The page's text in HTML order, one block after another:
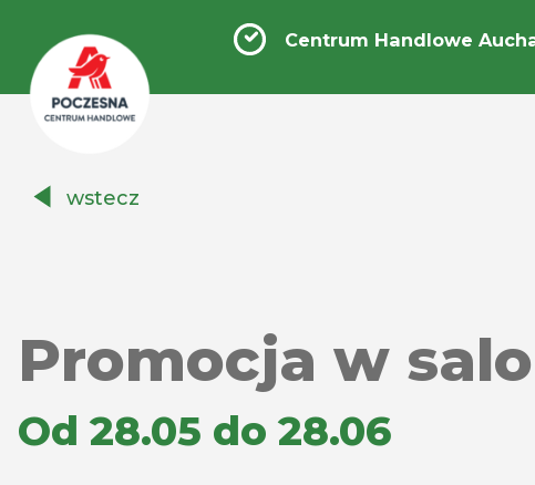
Handlowe
Centrum Handlowe
wstecz
Promocja w
Od 28.05 do 28.06